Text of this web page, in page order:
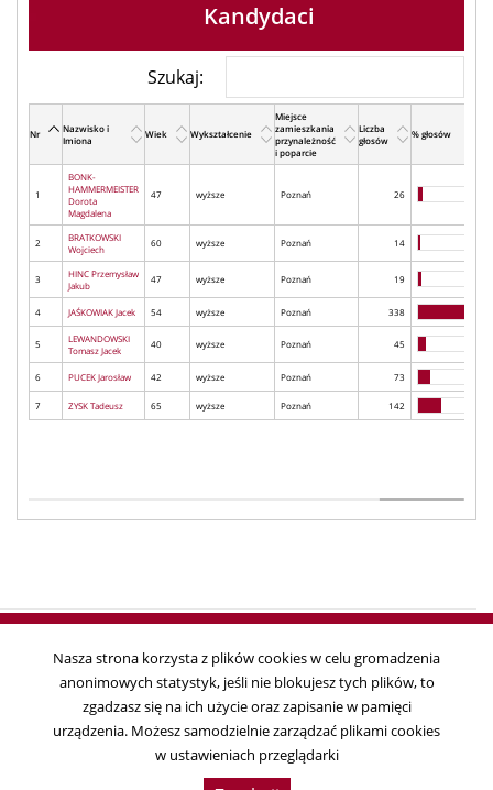
Kandydaci
Szukaj:
Nr
Nazwisko i
Imiona
Wiek Wykształcenie
Miejsce
zamieszkania
przynależność
i poparcie
Liczba
głosów
% głosów
1
BONK-
HAMMERMEISTER
Dorota
Magdalena
47 wyższe Poznań 26
2
BRATKOWSKI
Wojciech
60 wyższe Poznań 14
3
HINC Przemysław
Jakub
47 wyższe Poznań 19
4 JAŚKOWIAK Jacek 54 wyższe Poznań 338
5
LEWANDOWSKI
Tomasz Jacek
40 wyższe Poznań 45
6 PUCEK Jarosław 42 wyższe Poznań 73
7 ZYSK Tadeusz 65 wyższe Poznań 142
Copyright © 2018
Państwowa Komisja Wyborcza, ul. Wiejska 10, 00-902 Warszawa, tel. 22
695 25 44, fax. 22 629 39 59
Nasza strona korzysta z plików cookies w celu gromadzenia
anonimowych statystyk, jeśli nie blokujesz tych plików, to
zgadzasz się na ich użycie oraz zapisanie w pamięci
urządzenia. Możesz samodzielnie zarządzać plikami cookies
w ustawieniach przeglądarki